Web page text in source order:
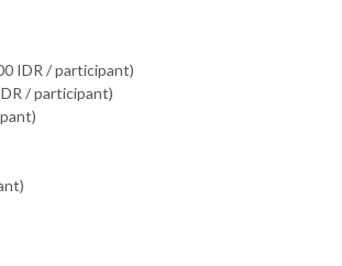
IDR / participant)
/ participant)